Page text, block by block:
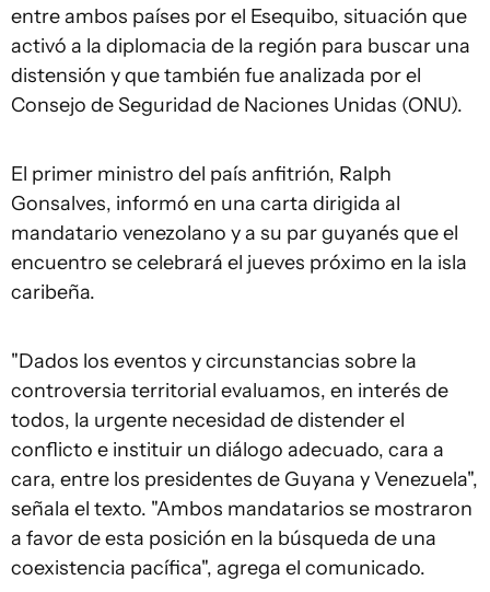
entre ambos países por el Esequibo, situación que
activó a la diplomacia de la región para buscar una
distensión y que también fue analizada por el
Consejo de Seguridad de Naciones Unidas (ONU).
El primer ministro del país anfitrión, Ralph
Gonsalves, informó en una carta dirigida al
mandatario venezolano y a su par guyanés que el
encuentro se celebrará el jueves próximo en la isla
caribeña.
"Dados los eventos y circunstancias sobre la
controversia territorial evaluamos, en interés de
todos, la urgente necesidad de distender el
conflicto e instituir un diálogo adecuado, cara a
cara, entre los presidentes de Guyana y Venezuela",
señala el texto. "Ambos mandatarios se mostraron
a favor de esta posición en la búsqueda de una
coexistencia pacífica", agrega el comunicado.